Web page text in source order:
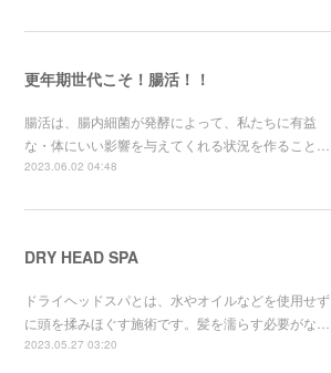
更年期世代こそ！腸活！！
腸活は、腸内細菌が発酵によって、私たちに有益
な・体にいい影響を与えてくれる状況を作ること…
2023.06.02 04:48
DRY HEAD SPA
ドライヘッドスパとは、水やオイルなどを使用せず
に頭を揉みほぐす施術です。髪を濡らす必要がな…
2023.05.27 03:20